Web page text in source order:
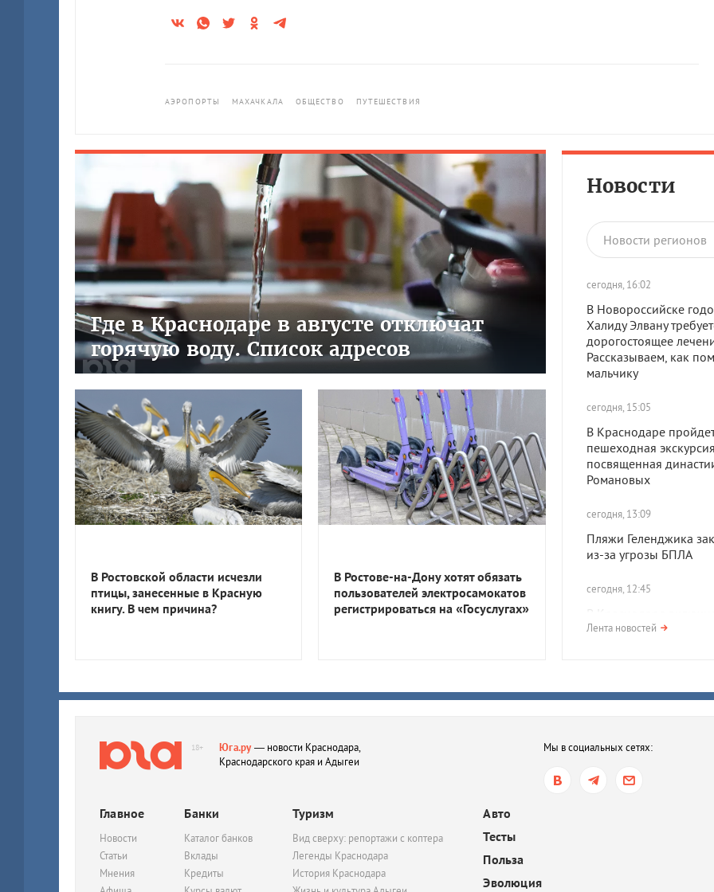
АЭРОПОРТЫ МАХАЧКАЛА ОБЩЕСТВО ПУТЕШЕСТВИЯ
Новости
Новости регионов
сегодня, 16:02
В Новороссийске
Халиду Элвану
дорогостоящее
Рассказываем, как
мальчику
сегодня, 15:05
В Краснодаре
пешеходная
посвященная
Романовых
сегодня, 13:09
Пляжи Геленджика
из-за угрозы БПЛА
сегодня, 12:45
В Краснодаре
сирены из-за атаки
В Краснодаре
«Электрический
вчера, 19:06
Лента новостей
Где в Краснодаре в августе отключат
горячую воду. Список адресов
В Ростовской области исчезли
птицы, занесенные в Красную
книгу. В чем причина?
В Ростове-на-Дону хотят обязать
пользователей электросамокатов
регистрироваться на «Госуслугах»
18+ Юга.ру— новости Краснодара,
Краснодарского края и Адыгеи
Мы в социальных сетях:
Главное
Новости
Статьи
Мнения
Банки
Каталог банков
Вклады
Кредиты
Туризм
Вид сверху: репортажи с коптера
Легенды Краснодара
История Краснодара
Авто
Тесты
Польза
Эволюция